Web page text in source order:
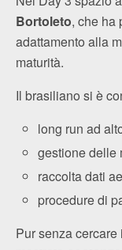
Bortoleto, che ha
adattamento alla
maturità.
Il brasiliano si è
long run ad
gestione delle
raccolta dati
procedure di
Pur senza